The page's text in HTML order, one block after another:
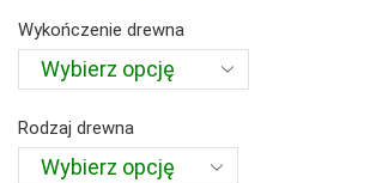
Wykończenie drewna
Rodzaj drewna